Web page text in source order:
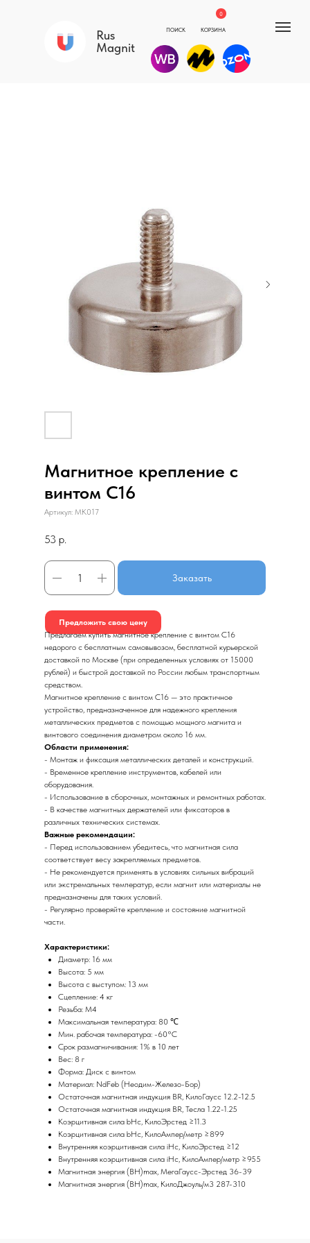
Rus
Magnit
КОРЗИНА
0
ПОИСК
Магнитное крепление с
винтом С16
Артикул: МК017
53 р.
Заказать
Предложить свою цену
Предлагаем купить магнитное крепление с винтом С16
недорого с бесплатным самовывозом, бесплатной курьерской
доставкой по Москве (при определенных условиях от 15000
рублей) и быстрой доставкой по России любым транспортным
средством.
Магнитное крепление с винтом С16 — это практичное
устройство, предназначенное для надежного крепления
металлических предметов с помощью мощного магнита и
винтового соединения диаметром около 16 мм.
Области применения:
- Монтаж и фиксация металлических деталей и конструкций.
- Временное крепление инструментов, кабелей или
оборудования.
- Использование в сборочных, монтажных и ремонтных работах.
- В качестве магнитных держателей или фиксаторов в
различных технических системах.
Важные рекомендации:
- Перед использованием убедитесь, что магнитная сила
соответствует весу закрепляемых предметов.
- Не рекомендуется применять в условиях сильных вибраций
или экстремальных температур, если магнит или материалы не
предназначены для таких условий.
- Регулярно проверяйте крепление и состояние магнитной
части.
Характеристики:
Диаметр: 16 мм
Высота: 5 мм
Высота с выступом: 13 мм
Сцепление: 4 кг
Резьба: М4
Максимальная температура: 80 ℃
Мин. рабочая температура: -60°C
Срок размагничивания: 1% в 10 лет
Вес: 8 г
Форма: Диск с винтом
Материал: NdFeb (Неодим-Железо-Бор)
Остаточная магнитная индукция BR, КилоГаусс 12.2-12.5
Остаточная магнитная индукция BR, Тесла 1.22-1.25
Коэрцитивная сила bHc, КилоЭрстед ≥11.3
Коэрцитивная сила bHc, КилоАмпер/метр ≥899
Внутренняя коэрцитивная сила iHc, КилоЭрстед ≥12
Внутренняя коэрцитивная сила iHc, КилоАмпер/метр ≥955
Магнитная энергия (BH)max, МегаГаусс-Эрстед 36-39
Магнитная энергия (BH)max, КилоДжоуль/м3 287-310